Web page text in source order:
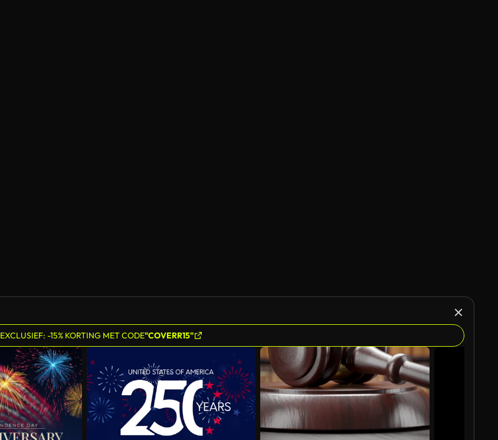
EXCLUSIEF: -15% KORTING MET CODE"COVERR15"